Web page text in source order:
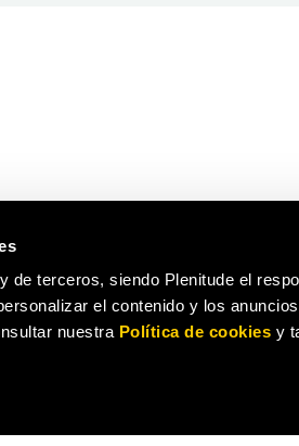
de terceros, siendo Plenitude el
el contenido y los
nuestra Política de cookies y